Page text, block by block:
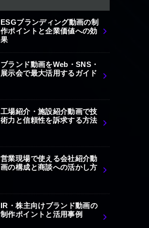
ESGブランディング動画の制
作ポイントと企業価値への効
果
ブランド動画をWeb・SNS・
展示会で最大活用するガイド
工場紹介・施設紹介動画で技
術力と信頼性を訴求する方法
営業現場で使える会社紹介動
画の構成と商談への活かし方
IR・株主向けブランド動画の
制作ポイントと活用事例